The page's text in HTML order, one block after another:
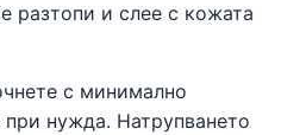
разтопи и слее с кожата
с минимално
нужда. Натрупването